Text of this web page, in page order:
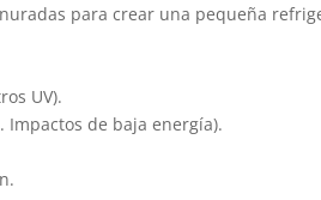
para crear una pequeña
UV).
Impactos de baja energía).